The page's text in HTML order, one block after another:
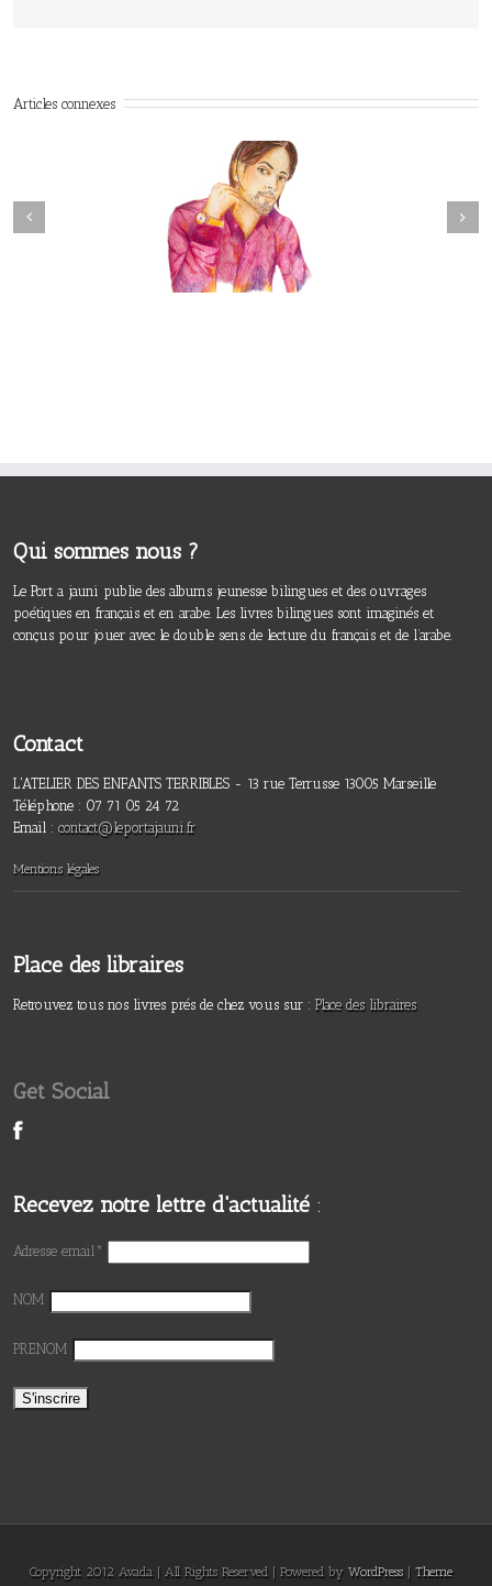
Articles connexes
Next
Qui sommes nous ?
Le Port a jauni publie des albums jeunesse bilingues et des ouvrages
poétiques en français et en arabe. Les livres bilingues sont imaginés et
conçus pour jouer avec le double sens de lecture du français et de l’arabe.
Contact
L'ATELIER DES ENFANTS TERRIBLES - 13 rue Terrusse 13005 Marseille
Téléphone : 07 71 05 24 72
Email : contact@leportajauni.fr
Mentions légales
Place des libraires
Retrouvez tous nos livres prés de chez vous sur : Place des libraires
Get Social
Recevez notre lettre d'actualité :
Adresse email*
NOM
PRENOM
Copyright 2012 Avada | All Rights Reserved | Powered by WordPress| Theme